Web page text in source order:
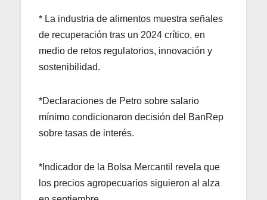
* La industria de alimentos muestra señales
de recuperación tras un 2024 crítico, en
medio de retos regulatorios, innovación y
sostenibilidad.
*Declaraciones de Petro sobre salario
mínimo condicionaron decisión del BanRep
sobre tasas de interés.
*Indicador de la Bolsa Mercantil revela que
los precios agropecuarios siguieron al alza